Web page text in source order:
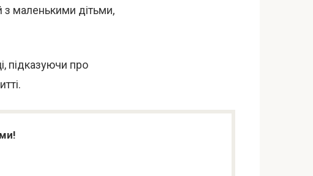
з маленькими дітьми,
підказуючи про